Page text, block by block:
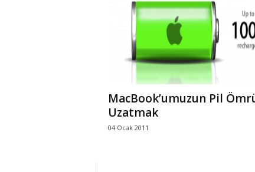
MacBook’umuzun Pil
Uzatmak
04 Ocak 2011